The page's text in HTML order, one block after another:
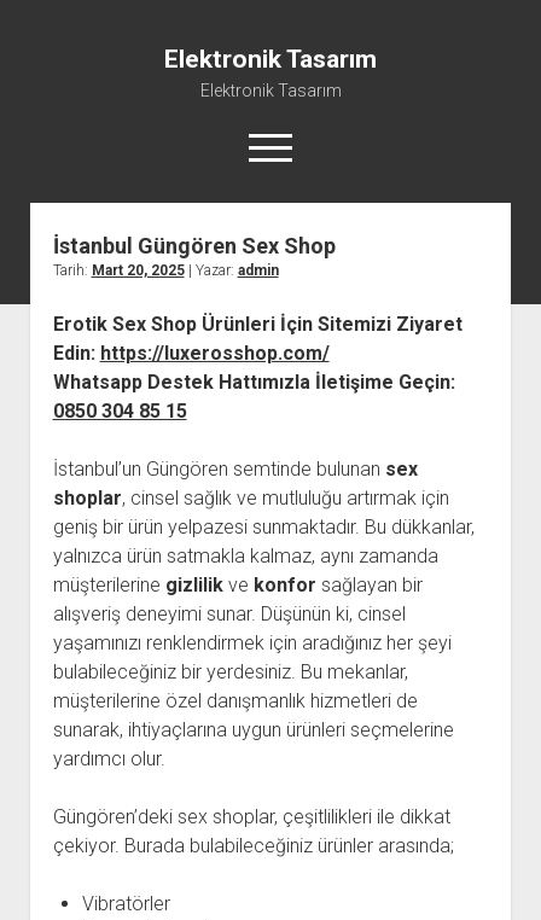
Elektronik Tasarım
Elektronik Tasarım
menüyü
aç
Instagram Gizli Hesap Görme Programsız
Reels Yorum Yükseltme Hilesi Bedava
Sayfa Listesi
Ücretsiz Şifresiz Tiktok Takipçi Hilesi
İstanbul Güngören Sex Shop
Tarih: Mart 20, 2025| Yazar: admin
Erotik Sex Shop Ürünleri İçin Sitemizi Ziyaret
Edin: https://luxerosshop.com/
Whatsapp Destek Hattımızla İletişime Geçin:
0850 304 85 15
İstanbul’un Güngören semtinde bulunan sex
shoplar, cinsel sağlık ve mutluluğu artırmak için
geniş bir ürün yelpazesi sunmaktadır. Bu dükkanlar,
yalnızca ürün satmakla kalmaz, aynı zamanda
müşterilerine gizlilikve konfor sağlayan bir
alışveriş deneyimi sunar. Düşünün ki, cinsel
yaşamınızı renklendirmek için aradığınız her şeyi
bulabileceğiniz bir yerdesiniz. Bu mekanlar,
müşterilerine özel danışmanlık hizmetleri de
sunarak, ihtiyaçlarına uygun ürünleri seçmelerine
yardımcı olur.
Güngören’deki sex shoplar, çeşitlilikleri ile dikkat
çekiyor. Burada bulabileceğiniz ürünler arasında;
Vibratörler